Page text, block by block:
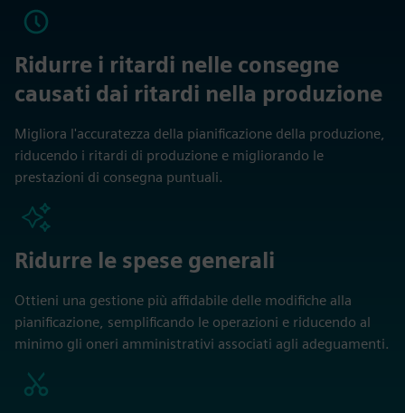
Ridurre i ritardi nelle consegne
causati dai ritardi nella produzione
Migliora l'accuratezza della pianificazione della produzione,
riducendo i ritardi di produzione e migliorando le
prestazioni di consegna puntuali.
Ridurre le spese generali
Ottieni una gestione più affidabile delle modifiche alla
pianificazione, semplificando le operazioni e riducendo al
minimo gli oneri amministrativi associati agli adeguamenti.